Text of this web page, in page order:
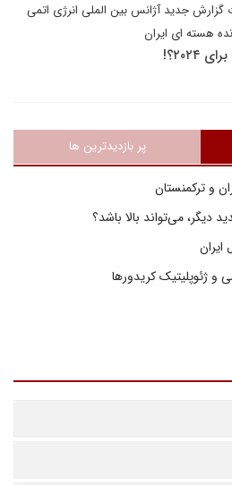
گزارش جدید آژانس بین الملی انرژی اتمی
هسته ای ایران
پر بازدیدترین ها
و ترکمنستان
می‌تواند بالا باشد؟
ایران
و ژئوپلیتیک کریدورها